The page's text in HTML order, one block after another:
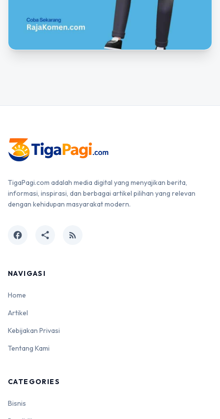
TigaPagi.com adalah media digital yang menyajikan berita,
informasi, inspirasi, dan berbagai artikel pilihan yang relevan
dengan kehidupan masyarakat modern.
facebook share rss_feed
NAVIGASI
Home
Artikel
Kebijakan Privasi
Tentang Kami
CATEGORIES
Bisnis